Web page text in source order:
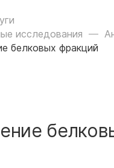
исследования
белковых фракций